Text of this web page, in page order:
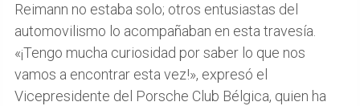
Reimann no estaba solo; otros entusiastas del
automovilismo lo acompañaban en esta travesía.
«¡Tengo mucha curiosidad por saber lo que nos
vamos a encontrar esta vez!», expresó el
Vicepresidente del Porsche Club Bélgica, quien ha